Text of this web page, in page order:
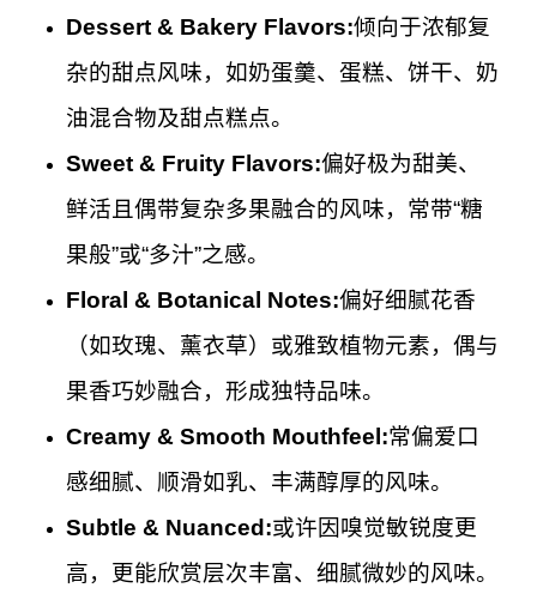
Dessert & Bakery Flavors:倾向于浓郁复
杂的甜点风味，如奶蛋羹、蛋糕、饼干、奶
油混合物及甜点糕点。
Sweet & Fruity Flavors:偏好极为甜美、
鲜活且偶带复杂多果融合的风味，常带“糖
果般”或“多汁”之感。
Floral & Botanical Notes:偏好细腻花香
（如玫瑰、薰衣草）或雅致植物元素，偶与
果香巧妙融合，形成独特品味。
Creamy & Smooth Mouthfeel:常偏爱口
感细腻、顺滑如乳、丰满醇厚的风味。
Subtle & Nuanced:或许因嗅觉敏锐度更
高，更能欣赏层次丰富、细腻微妙的风味。